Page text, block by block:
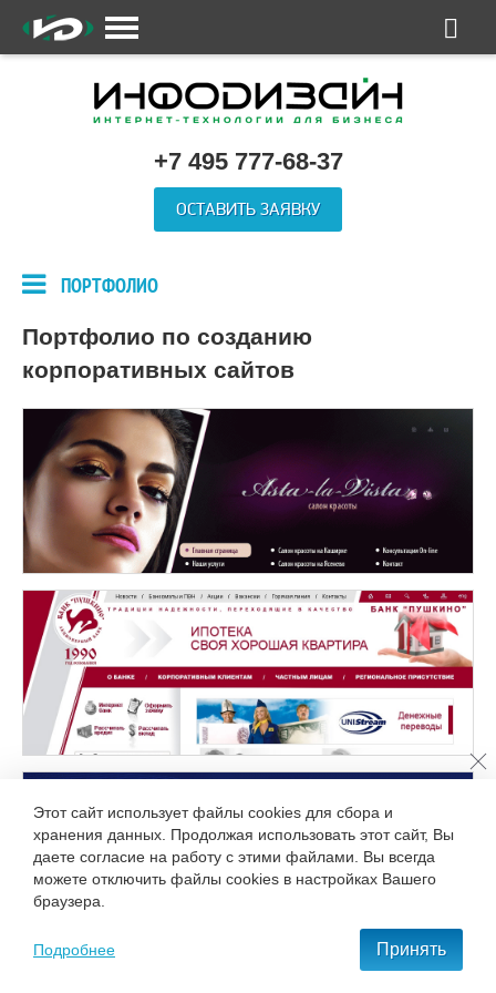
+7 495 777-68-37
ОСТАВИТЬ ЗАЯВКУ
ПОРТФОЛИО
Портфолио по созданию
корпоративных сайтов
Разработка сайта для салона красоты
«Asta-la-vista»
Разработка сайта для Акционерного Банка
«Пушкино»
Этот сайт использует файлы cookies для сбора и
хранения данных. Продолжая использовать этот сайт, Вы
даете согласие на работу с этими файлами. Вы всегда
можете отключить файлы cookies в настройках Вашего
браузера.
Подробнее Принять